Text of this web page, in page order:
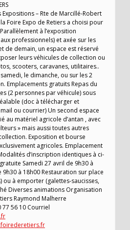
Expositions – Rte de Marcillé-Robert
Foire Expo de Retiers a choisi pour
à l’exposition
professionnels) et axée sur les
de demain, un espace est réservé
leurs véhicules de collection ou
scooters, caravanes, utilitaires..
le dimanche, ou sur les 2
Emplacements gratuits Repas du
(2 personnes par véhicule) sous
(doc à télécharger et
ou courrier) Un second espace
au matériel agricole d’antan , avec
» mais aussi toutes autres
Exposition et bourse
agricoles. Emplacement
d’inscription identiques à ci-
Samedi 27 avril de 9h30 à
9h30 à 18h00 Restauration sur place
ou à emporter (galettes-saucisses,
Diverses animations Organisation
Raymond Malherre
77 56 10 Courriel